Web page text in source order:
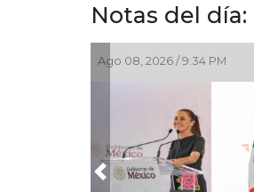
Notas del día:
Ago 08, 2026 / 10:31 AM